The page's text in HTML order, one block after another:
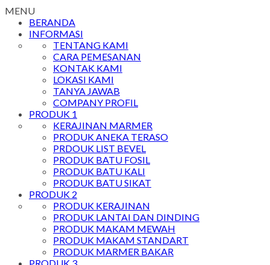
MENU
BERANDA
INFORMASI
TENTANG KAMI
CARA PEMESANAN
KONTAK KAMI
LOKASI KAMI
TANYA JAWAB
COMPANY PROFIL
PRODUK 1
KERAJINAN MARMER
PRODUK ANEKA TERASO
PRDOUK LIST BEVEL
PRODUK BATU FOSIL
PRODUK BATU KALI
PRODUK BATU SIKAT
PRODUK 2
PRODUK KERAJINAN
PRODUK LANTAI DAN DINDING
PRODUK MAKAM MEWAH
PRODUK MAKAM STANDART
PRODUK MARMER BAKAR